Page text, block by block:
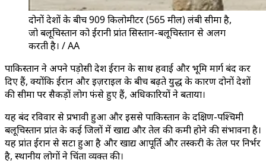
दोनों देशों के बीच 909 किलोमीटर (565 मील) लंबी सीमा है,
जो बलूचिस्तान को ईरानी प्रांत सिस्तान-बलूचिस्तान से अलग
करती है। / AA
पाकिस्तान ने अपने पड़ोसी देश ईरान के साथ हवाई और भूमि मार्ग बंद कर
दिए हैं, क्योंकि ईरान और इज़राइल के बीच बढ़ते युद्ध के कारण दोनों देशों
की सीमा पर सैकड़ों लोग फंसे हुए हैं, अधिकारियों ने बताया।
यह बंद रविवार से प्रभावी हुआ और इससे पाकिस्तान के दक्षिण-पश्चिमी
बलूचिस्तान प्रांत के कई जिलों में खाद्य और तेल की कमी होने की संभावना है।
यह प्रांत ईरान से सटा हुआ है और खाद्य आपूर्ति और तस्करी के तेल पर निर्भर
है, स्थानीय लोगों ने चिंता व्यक्त की।